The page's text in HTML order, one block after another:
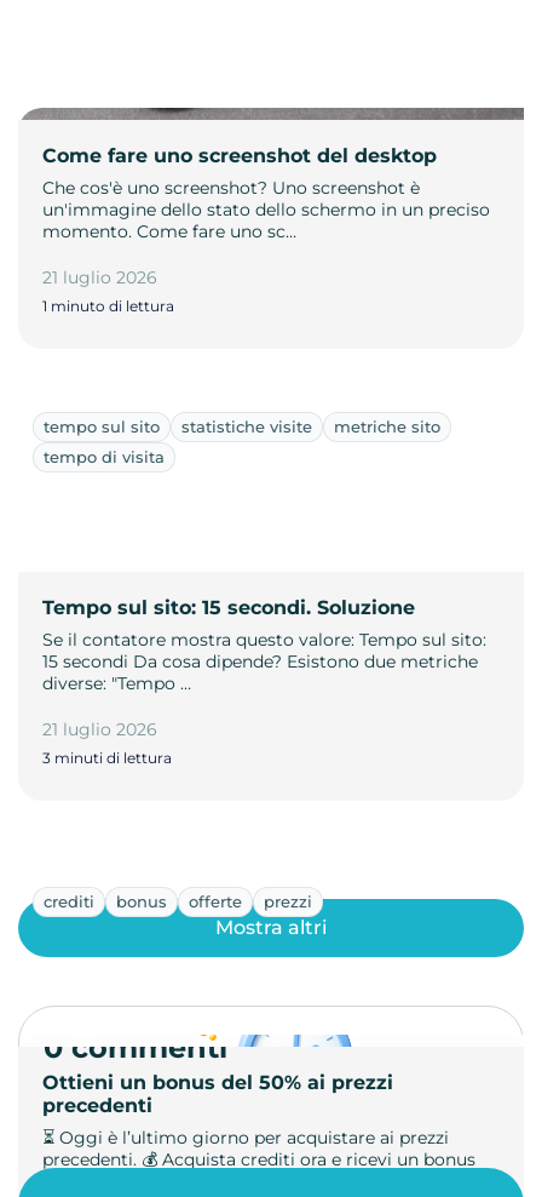
Come fare uno screenshot del desktop
Che cos'è uno screenshot? Uno screenshot è
un'immagine dello stato dello schermo in un preciso
momento. Come fare uno sc…
21 luglio 2026
1 minuto di lettura
tempo sul sito statistiche visite
metriche sito
tempo di visita
Tempo sul sito: 15 secondi. Soluzione
Se il contatore mostra questo valore: Tempo sul sito:
15 secondi Da cosa dipende? Esistono due metriche
diverse: "Tempo …
21 luglio 2026
3 minuti di lettura
crediti bonus offerte prezzi
Ottieni un bonus del 50% ai prezzi
precedenti
⏳ Oggi è l’ultimo giorno per acquistare ai prezzi
precedenti. 💰 Acquista crediti ora e ricevi un bonus
Mostra altri
0 commenti